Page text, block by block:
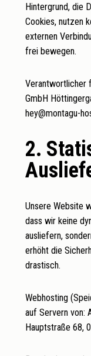
Hintergrund, die
Cookies, nutzen
externen
frei bewegen.
Verantwortlicher
GmbH
hey@montagu-
2.
Unsere Website
dass wir keine
ausliefern,
erhöht die
drastisch.
Webhosting
auf Servern von:
Hauptstraße 68,